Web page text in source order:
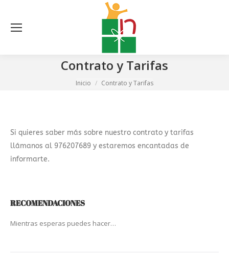
Contrato y Tarifas
Estás aquí:
Inicio Contrato y Tarifas
Si quieres saber más sobre nuestro contrato y tarifas
llámanos al 976207689 y estaremos encantadas de
informarte.
RECOMENDACIONES
Mientras esperas puedes hacer…